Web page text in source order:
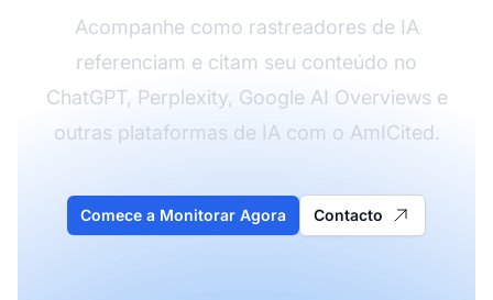
Acompanhe como rastreadores de IA
referenciam e citam seu conteúdo no
ChatGPT, Perplexity, Google AI Overviews e
outras plataformas de IA com o AmICited.
Comece a Monitorar Agora Contacto